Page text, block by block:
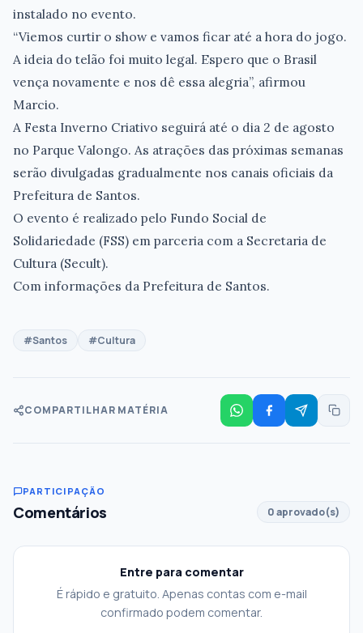
instalado no evento.
“Viemos curtir o show e vamos ficar até a hora do jogo.
A ideia do telão foi muito legal. Espero que o Brasil
vença novamente e nos dê essa alegria”, afirmou
Marcio.
A Festa Inverno Criativo seguirá até o dia 2 de agosto
no Parque Valongo. As atrações das próximas semanas
serão divulgadas gradualmente nos canais oficiais da
Prefeitura de Santos.
O evento é realizado pelo Fundo Social de
Solidariedade (FSS) em parceria com a Secretaria de
Cultura (Secult).
Com informações da Prefeitura de Santos.
#Santos #Cultura
COMPARTILHAR MATÉRIA
PARTICIPAÇÃO
Comentários 0 aprovado(s)
Entre para comentar
É rápido e gratuito. Apenas contas com e-mail
confirmado podem comentar.